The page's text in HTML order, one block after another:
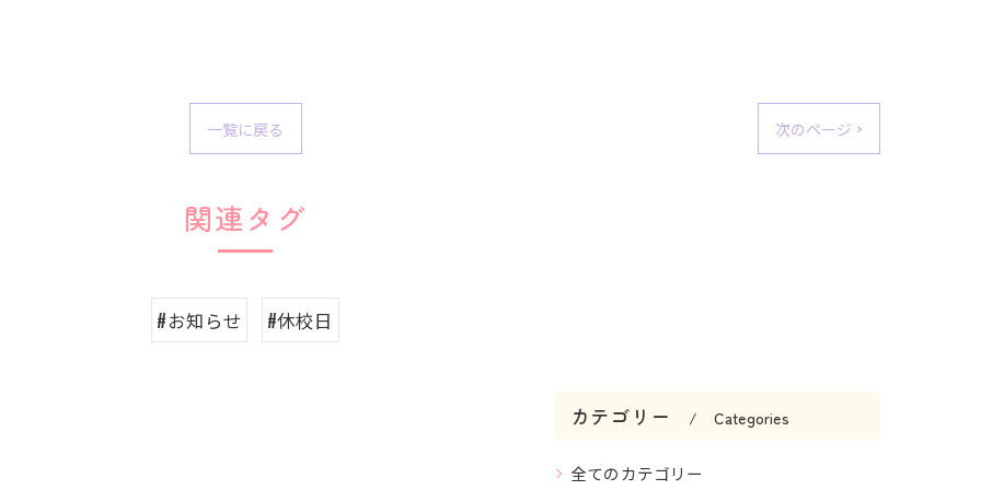
一覧に戻る 次のページ >
関連タグ
#お知らせ #休校日
カテゴリー Categories
全てのカテゴリー